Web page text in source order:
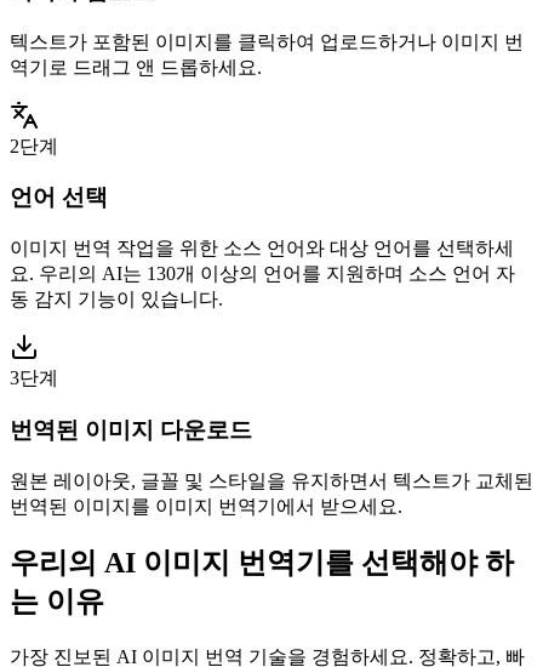
텍스트가 포함된 이미지를 클릭하여 업로드하거나 이미지 번
역기로 드래그 앤 드롭하세요.
2단계
언어 선택
이미지 번역 작업을 위한 소스 언어와 대상 언어를 선택하세
요. 우리의 AI는 130개 이상의 언어를 지원하며 소스 언어 자
동 감지 기능이 있습니다.
3단계
번역된 이미지 다운로드
원본 레이아웃, 글꼴 및 스타일을 유지하면서 텍스트가 교체된
번역된 이미지를 이미지 번역기에서 받으세요.
우리의 AI 이미지 번역기를 선택해야 하
는 이유
가장 진보된 AI 이미지 번역 기술을 경험하세요. 정확하고, 빠